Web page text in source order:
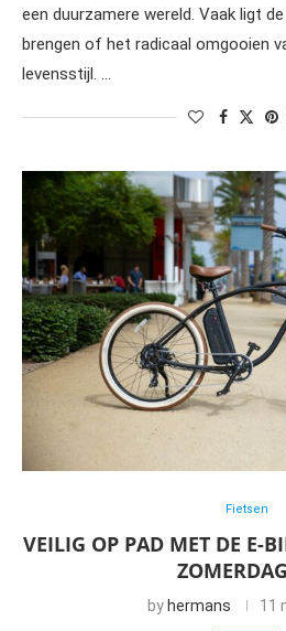
een duurzamere wereld. Vaak ligt
brengen of het radicaal omgooien
levensstijl. …
Fietsen
VEILIG OP PAD MET DE E-
by hermans 11